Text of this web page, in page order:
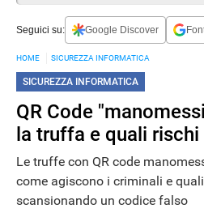
Seguici su: Google Discover
HOME SICUREZZA INFORMATICA
SICUREZZA INFORMATICA
QR Code
la truffa e quali
Le truffe con QR code
come agiscono i criminali e
scansionando un codice falso